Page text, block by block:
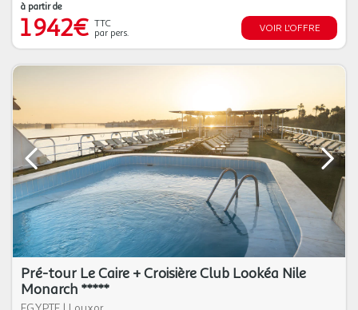
à partir de
1 942€ TTC
par pers.
VOIR L'OFFRE
Pré-tour Le Caire + Croisière Club Lookéa Nile
Monarch *****